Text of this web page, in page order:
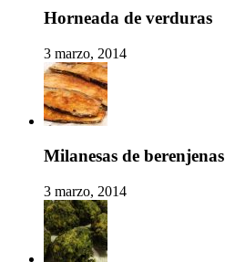
Horneada de verduras
3 marzo, 2014
Milanesas de berenjenas
3 marzo, 2014